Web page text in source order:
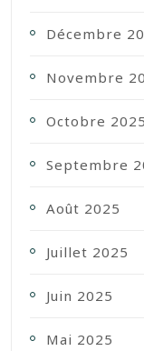
Décembre
Novembre
Octobre 2025
Septembre
Août 2025
Juillet 2025
Juin 2025
Mai 2025